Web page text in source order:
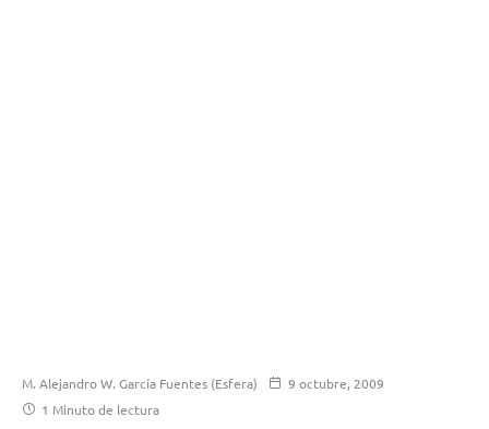
M. Alejandro W. García Fuentes (Esfera)
9 octubre, 2009
1 Minuto de lectura